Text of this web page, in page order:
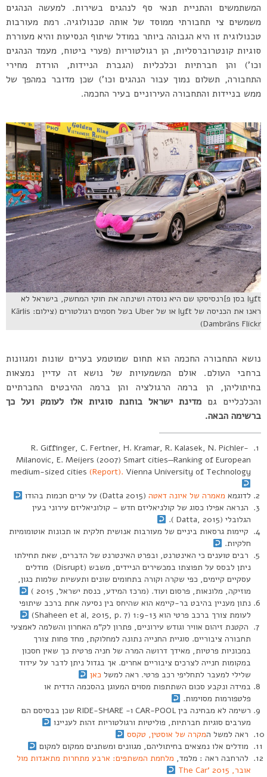
המשתמשים והתניית תנאי סף לנהגים בשירות. למעשה הנהגים
משמשים צי תחבורתי ממוסד של אותה טכנולוגיה. רמת מעורבות
טכנולוגית זו היא הגבוהה ביותר במודל שיתוף הנסיעות והיא מעוררת
סוגיות קונטרוברסליות, הן רגולטוריות (פערי ביטוח, מעמד הנהגים
וכו’) והן חברתיות וכלכליות (הגברת הניידות, הורדת מחירי
התחבורה, תשלום נמוך עבור הנהגים וכו’) שכן מדובר במהפך של
ממש בניידות והתחבורה העירוניים בעיר החכמה.
lyft בסן פ]רנסיסקו שם היא נוסדה ושינתה את חוקי המחשק, בישראל לא
ראנו את הכניסה של lyft או של Uber בשל חסמים רגולטורים (צילום: Kārlis
Dambrāns Flickr)
נושא התחבורה החכמה הוא תחום שמוטמע בערים שונות ומגוונות
ברחבי העולם. אולם המשמעויות של נושא זה עדיין נמצאות
בחיתוליהן, הן ברמה הרגולציה והן ברמה ההיבטים החברתיים
והכלכליים גם מדינת ישראל בוחנת סוגיות אלו לעומק ועל כך
ברשימה הבאה.
R. Giffinger, C. Fertner, H. Kramar, R. Kalasek, N. Pichler-
Milanovic, E. Meijers (2007) Smart cities—Ranking of European
medium-sized cities (Report). Vienna University of Technology
לדוגמא מאמרה של איונה דאטה (Datta 2015) על ערים חכמות בהודו
הנראה אפילו כסוג של קולניאליזם חדש – קולוניאליזם עירוני בעין
הגלובלי (Datta, 2015 ).
קיימות גרסאות ביניים של מעורבות אנושית חלקית או תכונות אוטומומיות
חלקיות.
רבים טוענים כי האינטרנט, ובפרט האינטרנט של הדברים, שאת תחילתו
ניתן לבסס על תפוצתו במכשירים הניידים, משבש (Disrupt) מודלים
עסקיים קיימים, כפי שקרה וקורה בתחומים שונים ותעשיות שלמות כגון,
מוזיקה, מלונאות, פרסום ועוד. (מרכז המידע, כנסת ישראל, 2015 )
נתון מעניין בהיבט בר-קיימא הוא שהיחס בין נסיעה אחת ברכב שיתופי
לעומת צורך ברכב פרטי הוא 1:9-13 (Shaheen et al, 2015, p. 7)
הקטנת זיהום אוויר וגודש עירוניים, פתרון לק”מ האחרון והשלמה לאמצעי
תחבורה ציבוריים. סוגיית החנייה נתונה למחלוקת, מחד פחות צורך
במכוניות פרטיות, מאידך דרושה המרה של חניה פרטית כך שאין חסכון
במקומות חנייה לצרכים ציבוריים אחרים. אך בגדול ניתן לדבר על עידוד
שלילי למעבר לתחליפי רכב פרטי. ראה למשל כאן
במידה ונקבע סכום השתתפות מסוים המעוגן בהסכמה הדדית או
פלטפורמות מסוימות.
רשימה לא מבחינה בין CAR-POOL ו- RIDE-SHARE שכן בבסיסם הם
מערבים סוגיות חברתיות, פוליטיות ורגולטוריות זהות לעניינו
ראה למשל המקרה של אוסטין, טקסס
מודלים אלו נמצאים בחיתוליהם, מגוונים ומשתנים ממקום למקום
להרחבה ראה : מלמד, מלחמת המשתפים: ארבע מתחרות מתאגדות מול
אובר, The Car’ 2015